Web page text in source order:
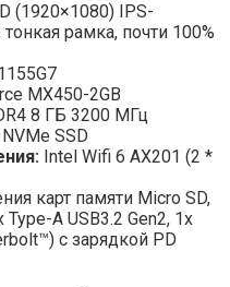
(1920×1080) IPS-
рамка, почти 100%
MX450-2GB
8 ГБ 3200 МГц
SSD
Intel Wifi 6 AX201 (2 *
карт памяти Micro SD,
A USB3.2 Gen2, 1x
с зарядкой PD